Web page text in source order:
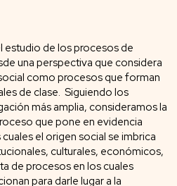
estudio de los procesos de
una perspectiva que considera
como procesos que forman
de clase. Siguiendo los
más amplia, consideramos la
que pone en evidencia
el origen social se imbrica
culturales, económicos,
de procesos en los cuales
para darle lugar a la